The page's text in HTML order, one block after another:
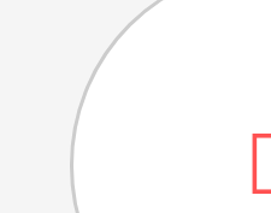
Aniversários da Instituição
Almoço / Lanche de Natal
Atividades Semanais
Feiras e Exposições